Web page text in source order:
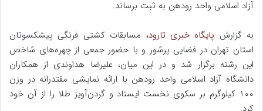
آزاد اسلامی واحد رودهن به ثبت برساند.
به گزارش پایگاه خبری تارود، مسابقات کشتی فرنگی پیشکسوتان
استان تهران در فضایی پرشور و با حضور جمعی از چهره‌های شاخص
این رشته برگزار شد و در این میان، علیرضا هداوندی از همکاران
دانشگاه آزاد اسلامی واحد رودهن با ارائه نمایشی مقتدرانه در وزن
۱۰۰ کیلوگرم بر سکوی نخست ایستاد و گردن‌آویز طلا را از آن خود